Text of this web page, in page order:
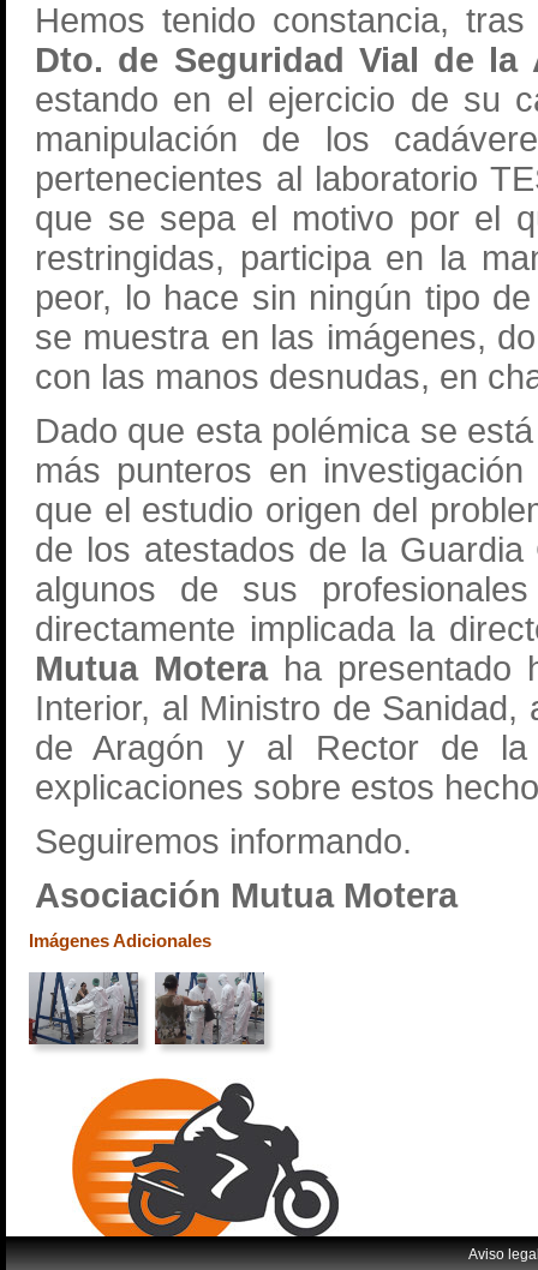
Hemos tenido constancia,
Dto. de Seguridad Vial de la
estando en el ejercicio de su
manipulación de los
pertenecientes al laboratorio
que se sepa el motivo por el
restringidas, participa en la
peor, lo hace sin ningún tipo
se muestra en las imágenes,
con las manos desnudas, en
Dado que esta polémica se
más punteros en
que el estudio origen del
de los atestados de la
algunos de sus
directamente implicada la
Mutua Moteraha presentado
Interior, al Ministro de
de Aragón y al Rector de la
explicaciones sobre estos
Seguiremos informando.
Asociación Mutua Motera
Imágenes Adicionales
Aviso